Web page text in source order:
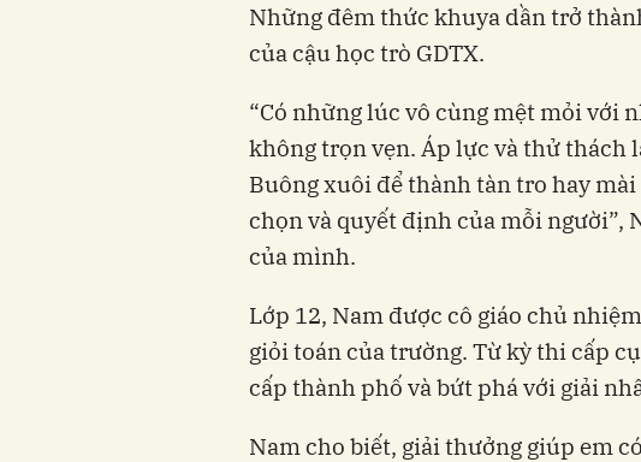
Những đêm thức khuya dần trở
của cậu học trò GDTX.
“Có những lúc vô cùng mệt mỏi với
không trọn vẹn. Áp lực và thử thách
Buông xuôi để thành tàn tro hay
chọn và quyết định của mỗi người”,
của mình.
Lớp 12, Nam được cô giáo chủ
giỏi toán của trường. Từ kỳ thi cấp
cấp thành phố và bứt phá với giải
Nam cho biết, giải thưởng giúp em